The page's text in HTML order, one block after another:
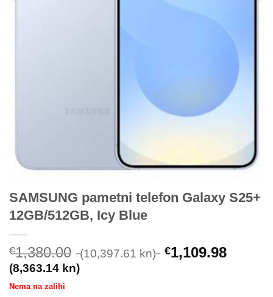
SAMSUNG pametni telefon Galaxy S25+
12GB/512GB, Icy Blue
€1,380.00 (10,397.61 kn) €1,109.98
(8,363.14 kn)
Nema na zalihi